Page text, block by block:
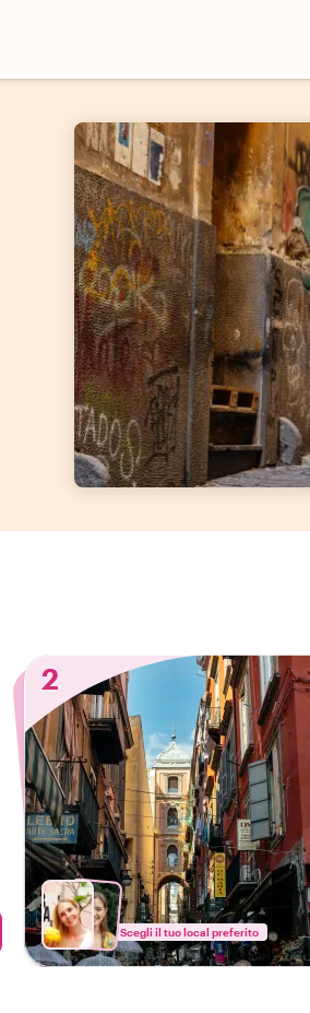
2
Scegli il tuo local preferito